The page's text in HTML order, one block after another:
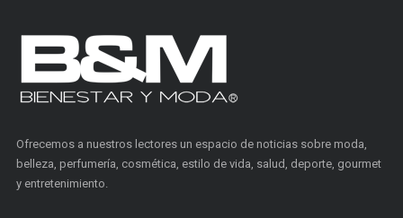
Ofrecemos a nuestros lectores un espacio de noticias sobre moda,
belleza, perfumería, cosmética, estilo de vida, salud, deporte, gourmet
y entretenimiento.